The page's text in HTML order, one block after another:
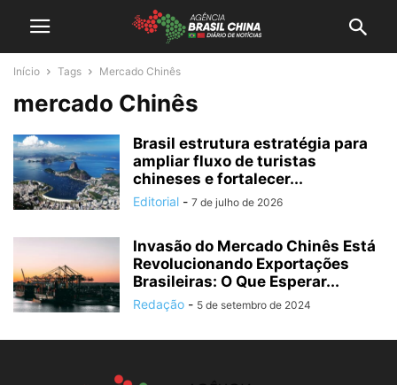
Início Tags Mercado Chinês
mercado Chinês
Brasil estrutura estratégia para
ampliar fluxo de turistas
chineses e fortalecer...
Editorial - 7 de julho de 2026
Invasão do Mercado Chinês Está
Revolucionando Exportações
Brasileiras: O Que Esperar...
Redação - 5 de setembro de 2024